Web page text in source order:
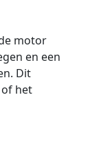
motor
en een
Dit
het